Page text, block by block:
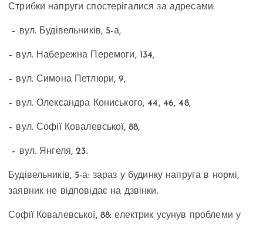
Стрибки напруги спостерігалися за адресами:
– вул. Будівельників, 5-а,
– вул. Набережна Перемоги, 134,
– вул. Симона Петлюри, 9,
– вул. Олександра Кониського, 44, 46, 48,
– вул. Софії Ковалевської, 88,
– вул. Янгеля, 23.
Будівельників, 5-а: зараз у будинку напруга в нормі,
заявник не відповідає на дзвінки.
Софії Ковалевської, 88: електрик усунув проблеми у